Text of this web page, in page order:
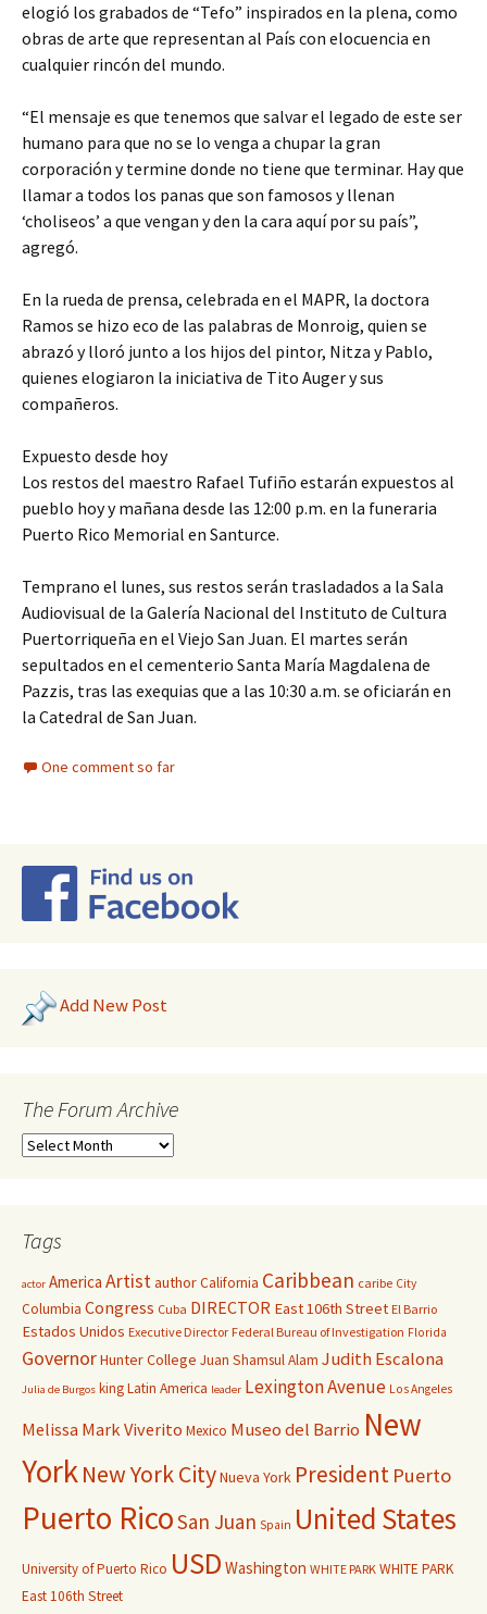
elogió los grabados de “Tefo” inspirados en la plena, como
obras de arte que representan al País con elocuencia en
cualquier rincón del mundo.
“El mensaje es que tenemos que salvar el legado de este ser
humano para que no se lo venga a chupar la gran
corporación y termine donde no tiene que terminar. Hay que
llamar a todos los panas que son famosos y llenan
‘choliseos’ a que vengan y den la cara aquí por su país”,
agregó.
En la rueda de prensa, celebrada en el MAPR, la doctora
Ramos se hizo eco de las palabras de Monroig, quien se
abrazó y lloró junto a los hijos del pintor, Nitza y Pablo,
quienes elogiaron la iniciativa de Tito Auger y sus
compañeros.
Expuesto desde hoy
Los restos del maestro Rafael Tufiño estarán expuestos al
pueblo hoy y mañana desde las 12:00 p.m. en la funeraria
Puerto Rico Memorial en Santurce.
Temprano el lunes, sus restos serán trasladados a la Sala
Audiovisual de la Galería Nacional del Instituto de Cultura
Puertorriqueña en el Viejo San Juan. El martes serán
sepultados en el cementerio Santa María Magdalena de
Pazzis, tras las exequias que a las 10:30 a.m. se oficiarán en
la Catedral de San Juan.
One comment so far
Add New Post
The Forum Archive
Tags
actor America ArtistauthorCalifornia Caribbean caribe City
Columbia Congress Cuba DIRECTOR East 106th Street El Barrio
Estados Unidos Executive Director Federal Bureau of Investigation Florida
GovernorHunter College Juan Shamsul Alam Judith Escalona
Julia de Burgos kingLatin America leader Lexington Avenue Los Angeles
Melissa Mark Viverito Mexico Museo del Barrio New
YorkNew York CityNueva York President Puerto
Puerto RicoSan Juan Spain United States
University of Puerto Rico USD Washington WHITE PARK WHITE PARK
East 106th Street